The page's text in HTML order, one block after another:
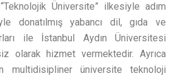
Üniversite” ilkesiyle adım
donatılmış yabancı dil, gıda ve
ile İstanbul Aydın Üniversitesi
olarak hizmet vermektedir. Ayrıca
multidisipliner üniversite teknoloji